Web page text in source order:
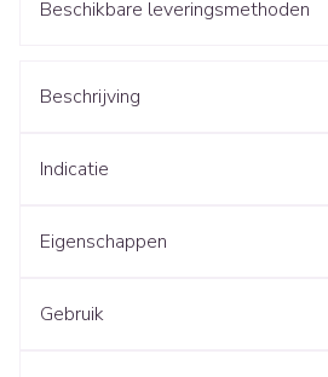
Beschikbare leveringsmethoden
Beschrijving
Indicatie
Eigenschappen
Gebruik